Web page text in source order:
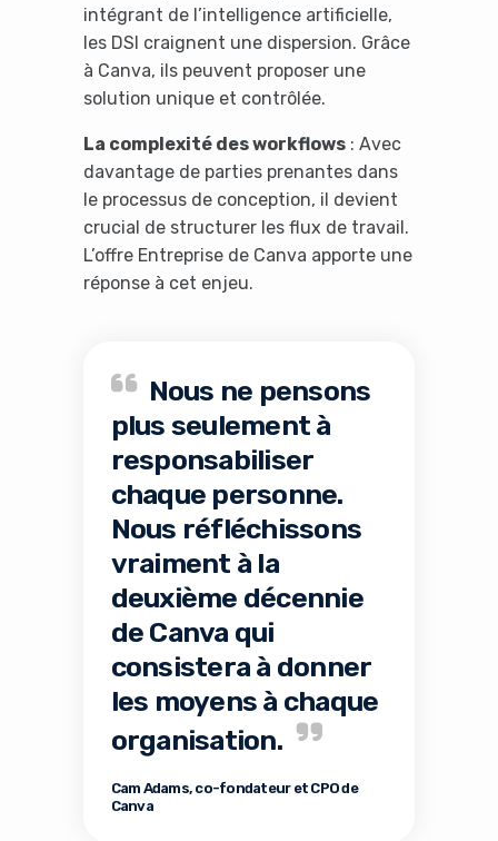
intégrant de l’intelligence artificielle,
les DSI craignent une dispersion. Grâce
à Canva, ils peuvent proposer une
solution unique et contrôlée.
La complexité des workflows: Avec
davantage de parties prenantes dans
le processus de conception, il devient
crucial de structurer les flux de travail.
L’offre Entreprise de Canva apporte une
réponse à cet enjeu.
Nous ne pensons
plus seulement à
responsabiliser
chaque personne.
Nous réfléchissons
vraiment à la
deuxième décennie
de Canva qui
consistera à donner
les moyens à chaque
organisation.
Cam Adams, co-fondateur et CPO de
Canva